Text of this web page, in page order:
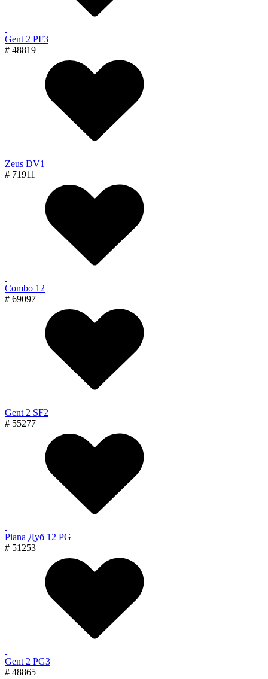
Gent 2 PF3
# 48819
Zeus DV1
# 71911
Combo 12
# 69097
Gent 2 SF2
# 55277
Piana Дуб 12 PG
# 51253
Gent 2 PG3
# 48865